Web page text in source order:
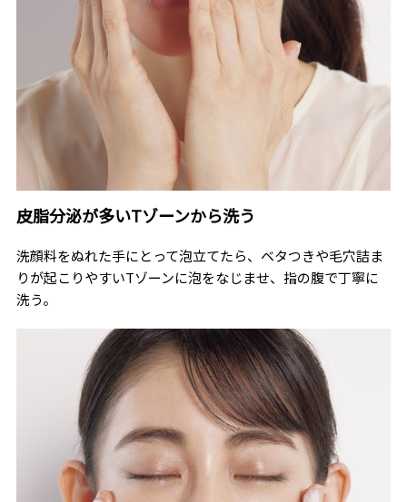
皮脂分泌が多いTゾーンから洗う
洗顔料をぬれた手にとって泡立てたら、ベタつきや毛穴詰ま
りが起こりやすいTゾーンに泡をなじませ、指の腹で丁寧に
洗う。